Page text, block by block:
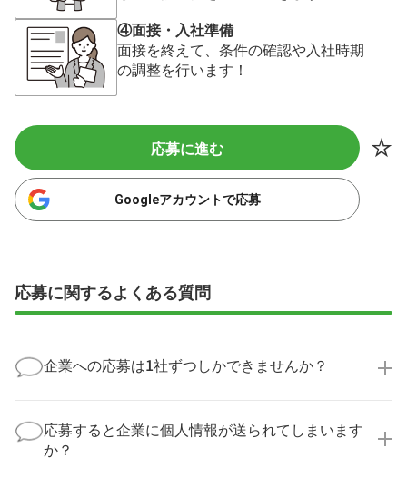
④面接・入社準備
面接を終えて、条件の確認や入社時期
の調整を行います！
応募に進む
Googleアカウントで応募
応募に関するよくある質問
企業への応募は1社ずつしかできませんか？
実際に医療キャリアナビを利用して転職に成功した方
の多くは、複数応募して自分に合った職場を選ばれて
います。
応募すると企業に個人情報が送られてしまいます
か？